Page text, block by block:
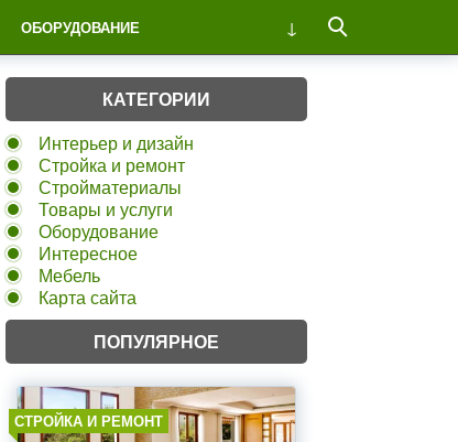
ОБОРУДОВАНИЕ
КАТЕГОРИИ
Интерьер и дизайн
Стройка и ремонт
Стройматериалы
Товары и услуги
Оборудование
Интересное
Мебель
Карта сайта
ПОПУЛЯРНОЕ
СТРОЙКА И РЕМОНТ